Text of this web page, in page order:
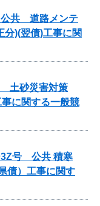
公共 道路メンテ
分)(翌債)工事に関
土砂災害対策
事に関する一般競
号 公共 積寒
債）工事に関す